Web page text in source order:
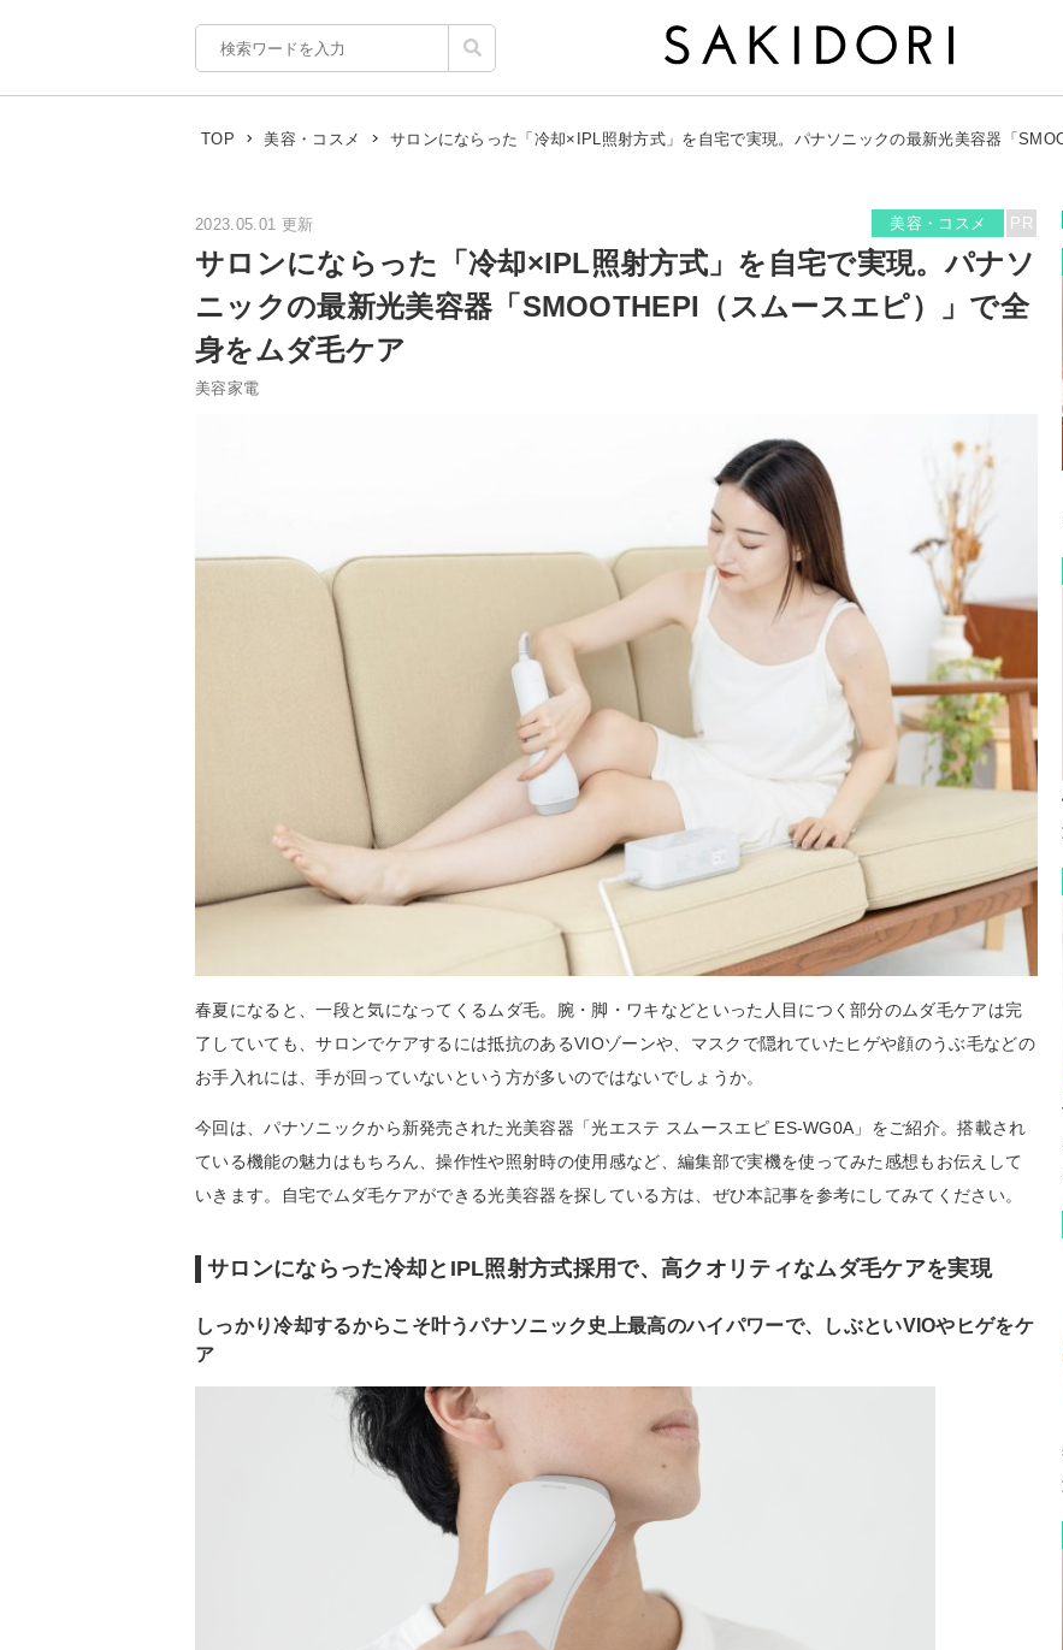
TOP 美容・コスメ サロンにならった「冷却×IPL照射方式」を自宅で実現。パナソニックの最新光美容器「
2023.05.01 更新 PR
美容・コスメ
サロンにならった「冷却×IPL照射方式」を自宅で実現。パナソ
ニックの最新光美容器「SMOOTHEPI（スムースエピ）」で全
身をムダ毛ケア
美容家電
春夏になると、一段と気になってくるムダ毛。腕・脚・ワキなどといった人目につく部分のムダ毛ケアは完
了していても、サロンでケアするには抵抗のあるVIOゾーンや、マスクで隠れていたヒゲや顔のうぶ毛などの
お手入れには、手が回っていないという方が多いのではないでしょうか。
今回は、パナソニックから新発売された光美容器「光エステ スムースエピ ES-WG0A」をご紹介。搭載され
ている機能の魅力はもちろん、操作性や照射時の使用感など、編集部で実機を使ってみた感想もお伝えして
いきます。自宅でムダ毛ケアができる光美容器を探している方は、ぜひ本記事を参考にしてみてください。
サロンにならった冷却とIPL照射方式採用で、高クオリティなムダ毛ケアを実現
しっかり冷却するからこそ叶うパナソニック史上最高のハイパワーで、しぶといVIOやヒゲをケ
ア